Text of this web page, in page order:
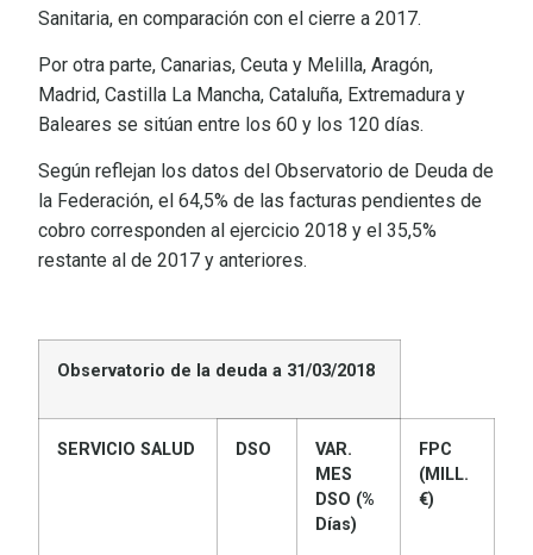
Sanitaria, en comparación con el cierre a 2017.
Por otra parte, Canarias, Ceuta y Melilla, Aragón,
Madrid, Castilla La Mancha, Cataluña, Extremadura y
Baleares se sitúan entre los 60 y los 120 días.
Según reflejan los datos del Observatorio de Deuda de
la Federación, el 64,5% de las facturas pendientes de
cobro corresponden al ejercicio 2018 y el 35,5%
restante al de 2017 y anteriores.
Observatorio de la deuda a 31/03/2018
SERVICIO SALUD DSO
VAR.
MES
DSO (%
Días)
FPC
(MILL.
€)